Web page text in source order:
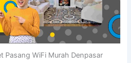
Pasang WiFi Murah Denpasar